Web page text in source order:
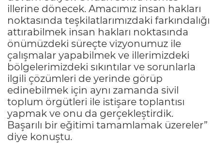
illerine dönecek. Amacımız insan hakları
noktasında teşkilatlarımızdaki farkındalığı
attırabilmek insan hakları noktasında
önümüzdeki süreçte vizyonumuz ile
çalışmalar yapabilmek ve illerimizdeki
bölgelerimizdeki sıkıntılar ve sorunlarla
ilgili çözümleri de yerinde görüp
edinebilmek için aynı zamanda sivil
toplum örgütleri ile istişare toplantısı
yapmak ve onu da gerçekleştirdik.
Başarılı bir eğitimi tamamlamak üzereler”
diye konuştu.